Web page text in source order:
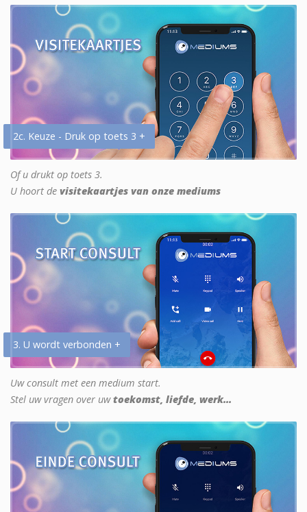
2c. Keuze - Druk op toets 3 +
Of u drukt op toets 3.
U hoort de visitekaartjes van onze mediums
3. U wordt verbonden +
Uw consult met een medium start.
Stel uw vragen over uwtoekomst, liefde, werk...